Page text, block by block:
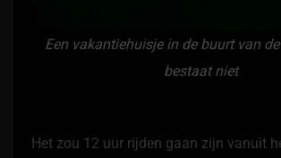
Een vakantiehuisje in de buurt van
bestaat niet
Het zou 12 uur rijden gaan zijn vanuit